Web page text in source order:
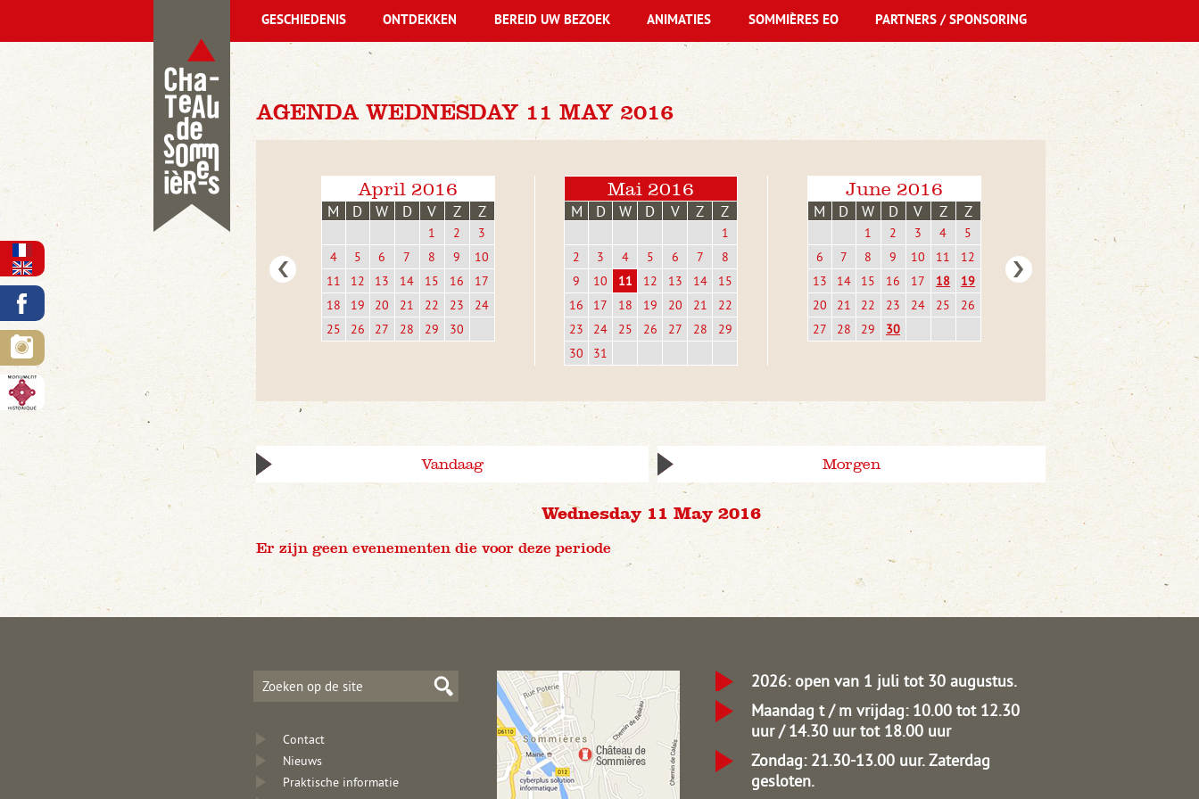
AGENDA WEDNESDAY 11 MAY 2016
April 2016
M D W D V Z Z
1 2
3
4
5 6 7 8 9
10
11
12 13 14 15 16
17
18
19 20 21 22 23
24
25
26 27 28 29 30
Mai 2016
M D W D V Z Z
1
2
3 4 5 6 7
8
9
10 11 12 13 14
15
16
17 18 19 20 21
22
23
24 25 26 27 28
29
30
31
June 2016
M D W D V Z Z
1 2 3 4
5
6
7 8 9 10 11
12
13
14 15 16 17 18
19
20
21 22 23 24 25
26
27
28 29 30
Vandaag Morgen
Wednesday 11 May 2016
Er zijn geen evenementen die voor deze periode
GESCHIEDENIS ONTDEKKEN BEREID UW BEZOEK ANIMATIES SOMMIÈRES EO PARTNERS / SPONSORING
Contact
Nieuws
Praktische informatie
2026: open van 1 juli tot 30 augustus.
Maandag t / m vrijdag: 10.00 tot 12.30
uur / 14.30 uur tot 18.00 uur
Zondag: 21.30-13.00 uur.Zaterdag
gesloten.